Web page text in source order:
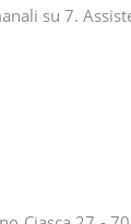
su 7.